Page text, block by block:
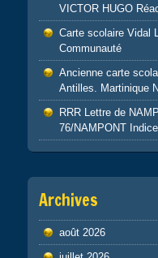
VICTOR HUGO
Carte scolaire Vidal
Communauté
Ancienne carte
Antilles. Martinique
RRR Lettre de
76/NAMPONT
Archives
août 2026